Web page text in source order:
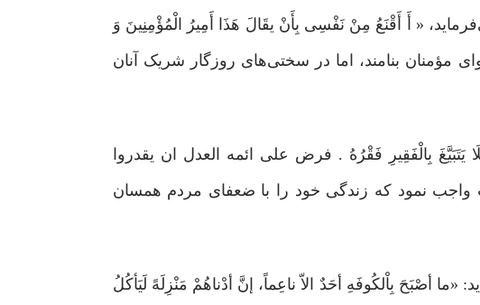
« أَ أَقْنَعُ مِنْ نَفْسِی بِأَنْ یقَالَ هَذَا أَمِیرُ الْمُؤْمِنِینَ وَ
مرا فرمانروای مؤمنان بنامند، اما در سختی‌های روزگار شریک آنان
بِالْفَقِیرِ فَقْرُهُ . فرض علی ائمه العدل ان یقدروا
فقره،(۴)خداوند بر رهبران عدالت واجب نمود که زندگی خود را با ضعفای مردم همسان
بِاْلکُوفَهِ أحَدٌ الاّ ناعِماً، إنَّ أدْناهُمْ مَنْزِلَهً لَیَأکُلُ